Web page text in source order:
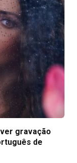
gravação
de